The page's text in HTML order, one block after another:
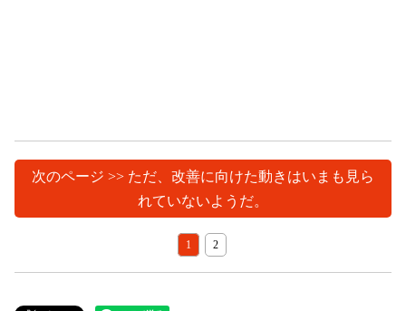
次のページ >> ただ、改善に向けた動きはいまも見ら
れていないようだ。
1 2